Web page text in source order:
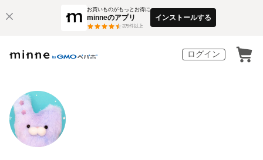
お買いものがもっとお得に
minneのアプリ
3万件以上
インストールする
ログイン